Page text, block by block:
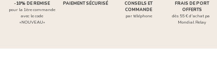
-10% DE REMISE
pour la 1ère commande
avec le code
«NOUVEAU»
PAIEMENT SÉCURISÉ
CONSEILS ET
COMMANDE
par téléphone
FRAIS DE PORT
OFFERTS
dès 55 € d'achat par
Mondial Relay